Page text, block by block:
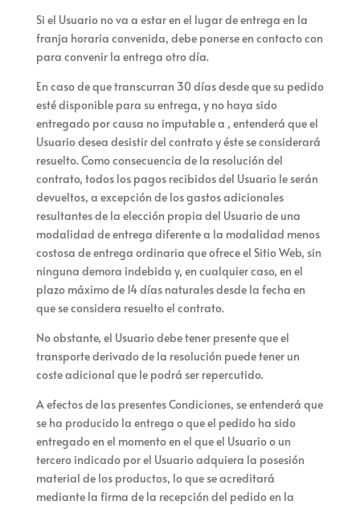
Si el Usuario no va a estar en el lugar de entrega en la
franja horaria convenida, debe ponerse en contacto con
para convenir la entrega otro día.
En caso de que transcurran 30 días desde que su pedido
esté disponible para su entrega, y no haya sido
entregado por causa no imputable a , entenderá que el
Usuario desea desistir del contrato y éste se considerará
resuelto. Como consecuencia de la resolución del
contrato, todos los pagos recibidos del Usuario le serán
devueltos, a excepción de los gastos adicionales
resultantes de la elección propia del Usuario de una
modalidad de entrega diferente a la modalidad menos
costosa de entrega ordinaria que ofrece el Sitio Web, sin
ninguna demora indebida y, en cualquier caso, en el
plazo máximo de 14 días naturales desde la fecha en
que se considera resuelto el contrato.
No obstante, el Usuario debe tener presente que el
transporte derivado de la resolución puede tener un
coste adicional que le podrá ser repercutido.
A efectos de las presentes Condiciones, se entenderá que
se ha producido la entrega o que el pedido ha sido
entregado en el momento en el que el Usuario o un
tercero indicado por el Usuario adquiera la posesión
material de los productos, lo que se acreditará
mediante la firma de la recepción del pedido en la